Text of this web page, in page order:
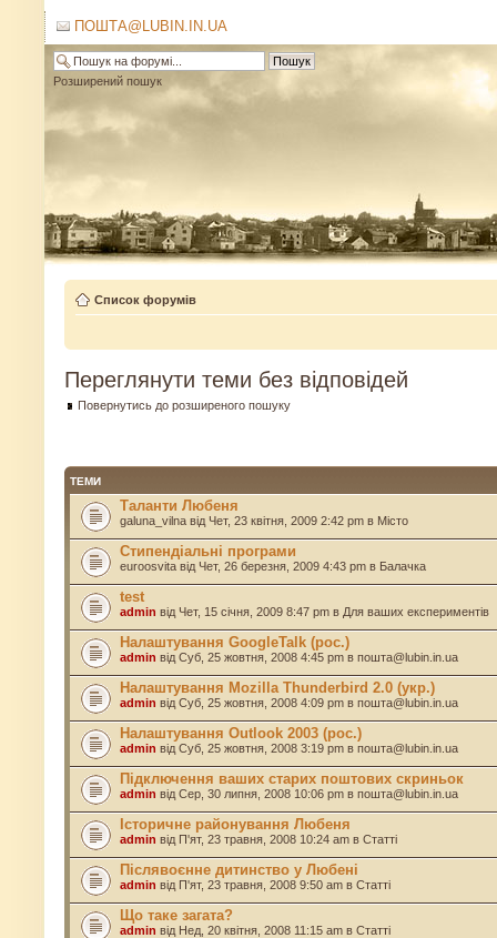
ПОШТА@LUBIN.IN.UA
Розширений пошук
Список форумів
Переглянути теми без відповідей
Повернутись до розширеного пошуку
ТЕМИ
Таланти Любеня
galuna_vilna від Чет, 23 квітня, 2009 2:42 pm в Місто
Стипендіальні програми
euroosvita від Чет, 26 березня, 2009 4:43 pm в Балачка
test
admin від Чет, 15 січня, 2009 8:47 pm в Для ваших експериментів
Налаштування GoogleTalk (рос.)
admin від Суб, 25 жовтня, 2008 4:45 pm в пошта@lubin.in.ua
Налаштування Mozilla Thunderbird 2.0 (укр.)
admin від Суб, 25 жовтня, 2008 4:09 pm в пошта@lubin.in.ua
Налаштування Outlook 2003 (рос.)
admin від Суб, 25 жовтня, 2008 3:19 pm в пошта@lubin.in.ua
Підключення ваших старих поштових скриньок
admin від Сер, 30 липня, 2008 10:06 pm в пошта@lubin.in.ua
Історичне районування Любеня
admin від П'ят, 23 травня, 2008 10:24 am в Статті
Післявоєнне дитинство у Любені
admin від П'ят, 23 травня, 2008 9:50 am в Статті
Що таке загата?
admin від Нед, 20 квітня, 2008 11:15 am в Статті